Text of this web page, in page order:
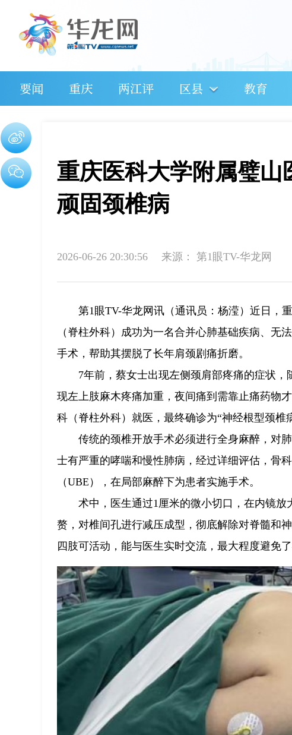
要闻 重庆 两江评 区县 教育
重庆医科大学附属璧
顽固颈椎病
2026-06-26 20:30:56 来源： 第1眼TV-华龙网
第1眼TV-华龙网讯（通讯员：杨滢）近日，
（脊柱外科）成功为一名合并心肺基础疾病、无
手术，帮助其摆脱了长年肩颈剧痛折磨。
7年前，蔡女士出现左侧颈肩部疼痛的症状
现左上肢麻木疼痛加重，夜间痛到需靠止痛药物
科（脊柱外科）就医，最终确诊为“神经根型颈椎
传统的颈椎开放手术必须进行全身麻醉，对
士有严重的哮喘和慢性肺病，经过详细评估，骨
（UBE），在局部麻醉下为患者实施手术。
术中，医生通过1厘米的微小切口，在内镜
赘，对椎间孔进行减压成型，彻底解除对脊髓和
四肢可活动，能与医生实时交流，最大程度避免